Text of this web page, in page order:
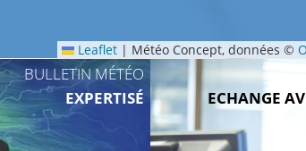
Leaflet | Météo Concept, données ©
BULLETIN MÉTÉO
EXPERTISÉ
ECHANGE